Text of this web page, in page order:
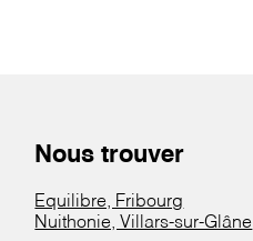
Nous trouver
Equilibre, Fribourg
Nuithonie, Villars-sur-Glâne